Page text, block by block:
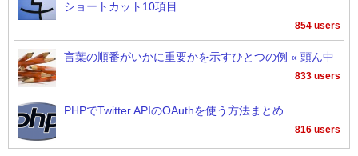
ショートカット10項目
854 users
言葉の順番がいかに重要かを示すひとつの例 « 頭ん中
833 users
PHPでTwitter APIのOAuthを使う方法まとめ
816 users